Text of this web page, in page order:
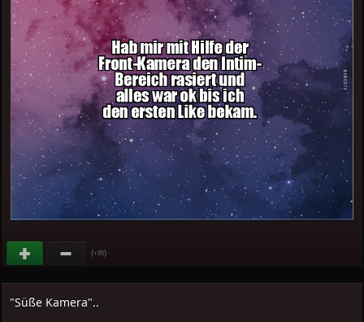
(+95)
"Süße Kamera"..